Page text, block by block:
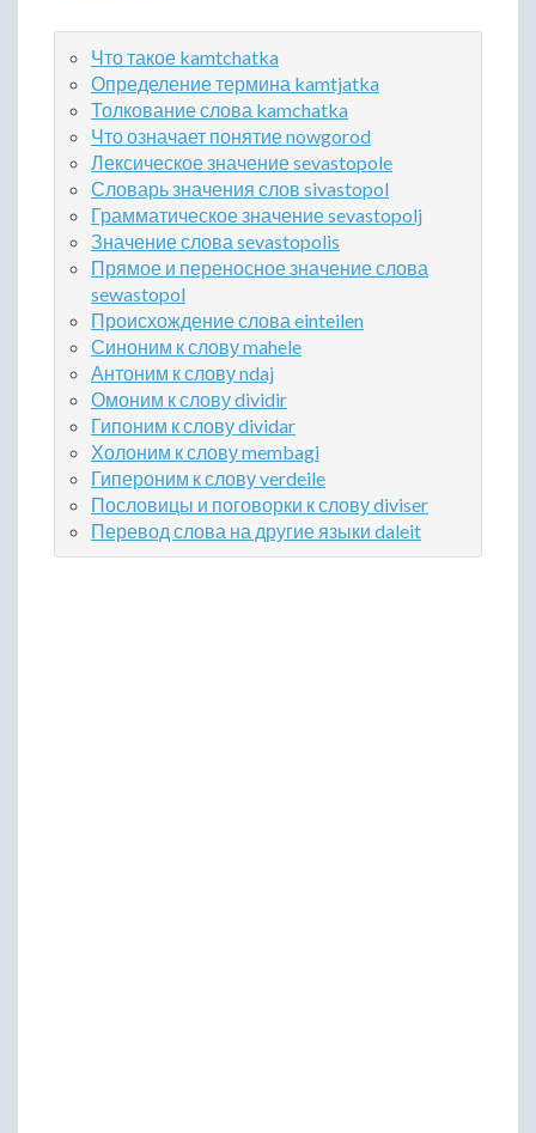
Что такое kamtchatka
Определение термина kamtjatka
Толкование слова kamchatka
Что означает понятие nowgorod
Лексическое значение sevastopole
Словарь значения слов sivastopol
Грамматическое значение sevastopolj
Значение слова sevastopolis
Прямое и переносное значение слова
sewastopol
Происхождение слова einteilen
Синоним к слову mahele
Антоним к слову ndaj
Омоним к слову dividir
Гипоним к слову dividar
Холоним к слову membagi
Гипероним к слову verdeile
Пословицы и поговорки к слову diviser
Перевод слова на другие языки daleit